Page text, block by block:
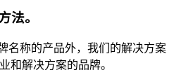
法。
名称的产品外，我们的解决方案
和解决方案的品牌。